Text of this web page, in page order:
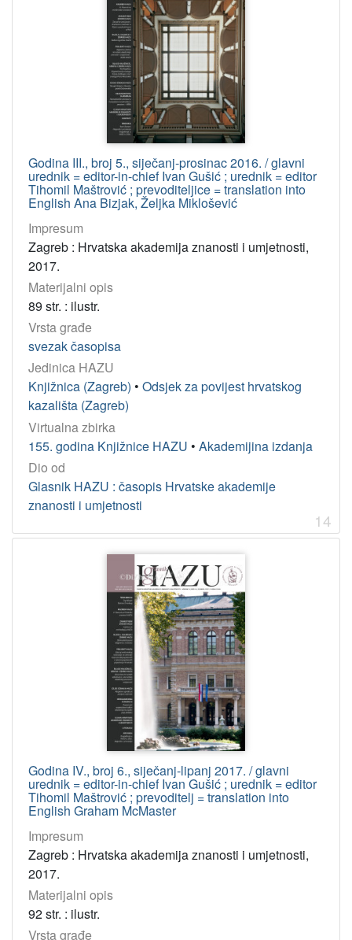
Godina III., broj 5., siječanj-prosinac 2016. / glavni
urednik = editor-in-chief Ivan Gušić ; urednik = editor
Tihomil Maštrović ; prevoditeljice = translation into
English Ana Bizjak, Željka Miklošević
Impresum
Zagreb : Hrvatska akademija znanosti i umjetnosti,
2017.
Materijalni opis
89 str. : ilustr.
Vrsta građe
svezak časopisa
Jedinica HAZU
Knjižnica (Zagreb) • Odsjek za povijest hrvatskog
kazališta (Zagreb)
Virtualna zbirka
155. godina Knjižnice HAZU • Akademijina izdanja
Dio od
Glasnik HAZU : časopis Hrvatske akademije
znanosti i umjetnosti
14
Godina IV., broj 6., siječanj-lipanj 2017. / glavni
urednik = editor-in-chief Ivan Gušić ; urednik = editor
Tihomil Maštrović ; prevoditelj = translation into
English Graham McMaster
Impresum
Zagreb : Hrvatska akademija znanosti i umjetnosti,
2017.
Materijalni opis
92 str. : ilustr.
Vrsta građe